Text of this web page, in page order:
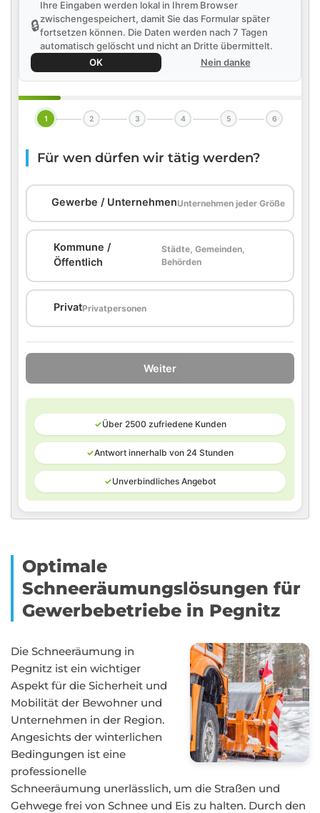
🔒
Ihre Eingaben werden lokal in Ihrem Browser
zwischengespeichert, damit Sie das Formular später
fortsetzen können. Die Daten werden nach 7 Tagen
automatisch gelöscht und nicht an Dritte übermittelt.
OK
Nein danke
1 2 3 4 5 6
Für wen dürfen wir tätig werden?
Gewerbe / UnternehmenUnternehmen jeder Größe
Kommune /
Öffentlich
Städte, Gemeinden,
Behörden
PrivatPrivatpersonen
Weiter
✓Über 2500 zufriedene Kunden
✓Antwort innerhalb von 24 Stunden
✓Unverbindliches Angebot
Optimale
Schneeräumungslösungen für
Gewerbebetriebe in Pegnitz
Die Schneeräumung in
Pegnitz ist ein wichtiger
Aspekt für die Sicherheit und
Mobilität der Bewohner und
Unternehmen in der Region.
Angesichts der winterlichen
Bedingungen ist eine
professionelle
Schneeräumung unerlässlich, um die Straßen und
Gehwege frei von Schnee und Eis zu halten. Durch den